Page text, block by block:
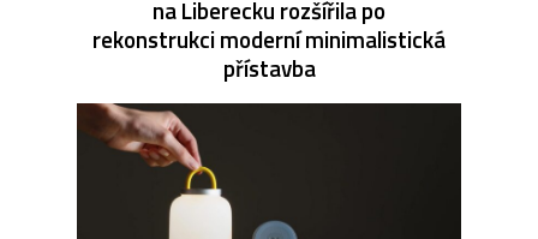
na Liberecku rozšířila po
rekonstrukci moderní minimalistická
přístavba